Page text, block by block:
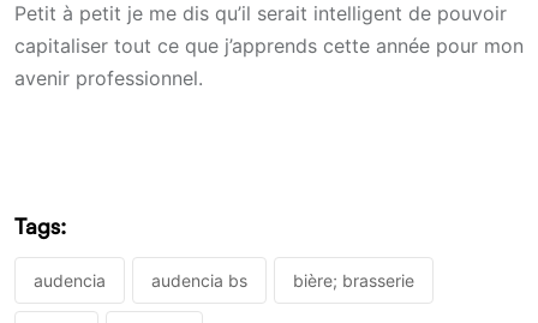
Petit à petit je me dis qu’il serait intelligent de pouvoir
capitaliser tout ce que j’apprends cette année pour mon
avenir professionnel.
Tags:
audencia audencia bs bière; brasserie